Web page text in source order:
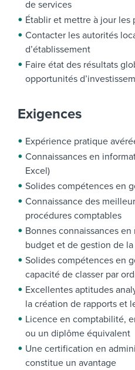
de services
Établir et mettre à jour les
Contacter les autorités
d’établissement
Faire état des résultats
opportunités
Exigences
Expérience pratique
Connaissances en
Excel)
Solides compétences en
Connaissance des
procédures comptables
Bonnes connaissances
budget et de gestion de
Solides compétences en
capacité de classer par
Excellentes aptitudes
la création de rapports et
Licence en comptabilité,
ou un diplôme équivalent
Une certification en
constitue un avantage